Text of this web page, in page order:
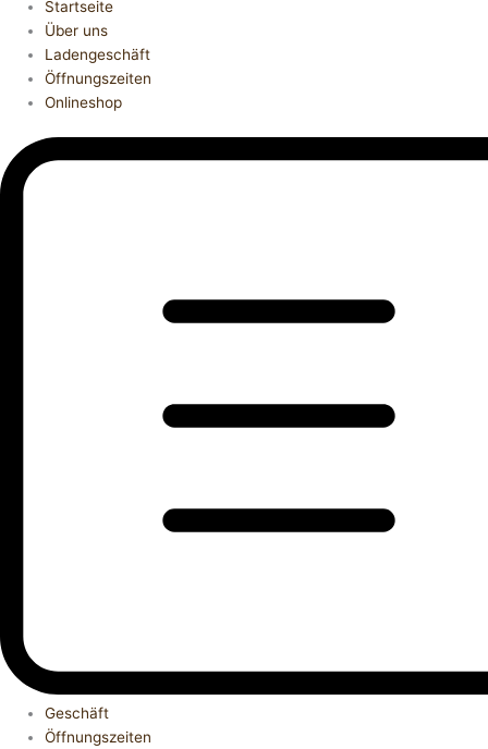
Startseite
Über uns
Ladengeschäft
Öffnungszeiten
Onlineshop
Geschäft
Öffnungszeiten